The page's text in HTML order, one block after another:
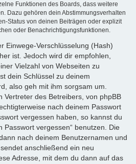
Funktionen des Boards, dass weitere
Dazu gehören dein Abstimmungsverhalten
Status von deinen Beiträgen oder explizit
oder Benachrichtigungsfunktionen.
Einwege-Verschlüsselung (Hash)
ist. Jedoch wird dir empfohlen,
Vielzahl von Webseiten zu
dein Schlüssel zu deinem
also geh mit ihm sorgsam um.
Vertreter des Betreibers, von phpBB
nach deinem Passwort
vergessen haben, so kannst du
Passwort vergessen“ benutzen. Die
nach deinem Benutzernamen und
anschließend ein neu
Adresse, mit dem du dann auf das